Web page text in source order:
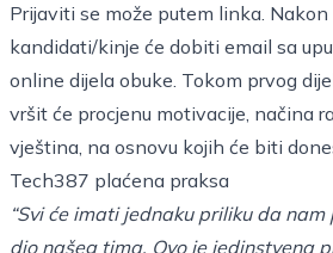
Prijaviti se može putem linka. Nakon
kandidati/kinje će dobiti email sa
online dijela obuke. Tokom prvog
vršit će procjenu motivacije, načina
vještina, na osnovu kojih će biti
Tech387 plaćena praksa
“Svi će imati jednaku priliku da
dio našeg tima. Ovo je jedinstvena